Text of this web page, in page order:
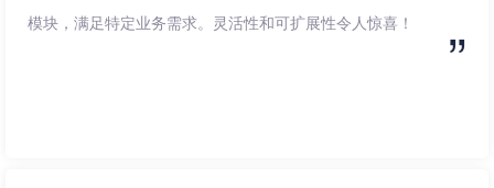
模块，满足特定业务需求。灵活性和可扩展性令人惊喜！